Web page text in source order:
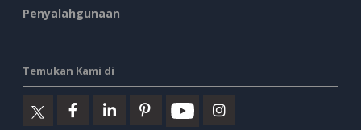
Penyalahgunaan
Temukan Kami di